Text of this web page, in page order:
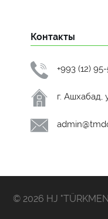
Контакты
+993 (12)
г. Ашхабад,
© 2026 HJ